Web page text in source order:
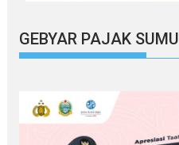
GEBYAR PAJAK